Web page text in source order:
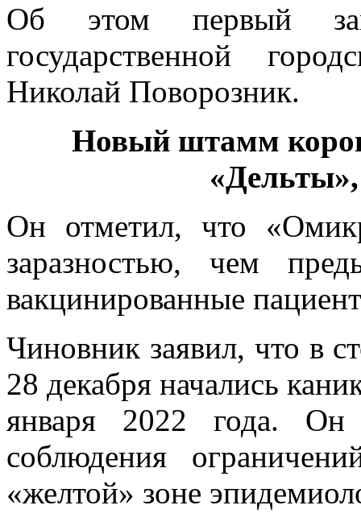
Об этом первый
государственной
Николай Поворозник.
Новый штамм
«Дельты»,
Он отметил, что
заразностью, чем
вакцинированные
Чиновник заявил, что в
28 декабря начались
января 2022 года. Он
соблюдения
«желтой» зоне